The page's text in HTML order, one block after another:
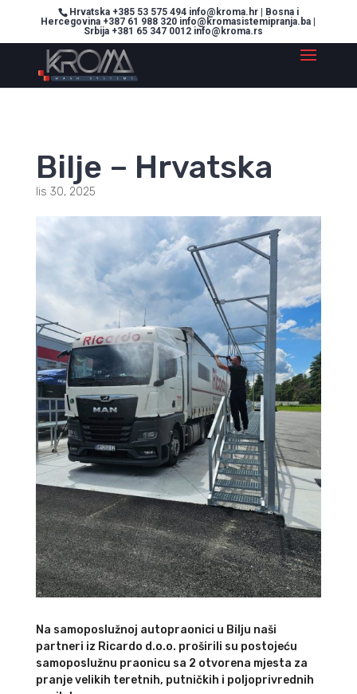
Hrvatska +385 53 575 494 info@kroma.hr | Bosna i
Hercegovina +387 61 988 320 info@kromasistemipranja.ba |
Srbija +381 65 347 0012 info@kroma.rs
Bilje – Hrvatska
lis 30, 2025
Na samoposlužnoj autopraonici u Bilju naši
partneri iz Ricardo d.o.o. proširili su postojeću
samoposlužnu praonicu sa 2 otvorena mjesta za
pranje velikih teretnih, putničkih i poljoprivrednih